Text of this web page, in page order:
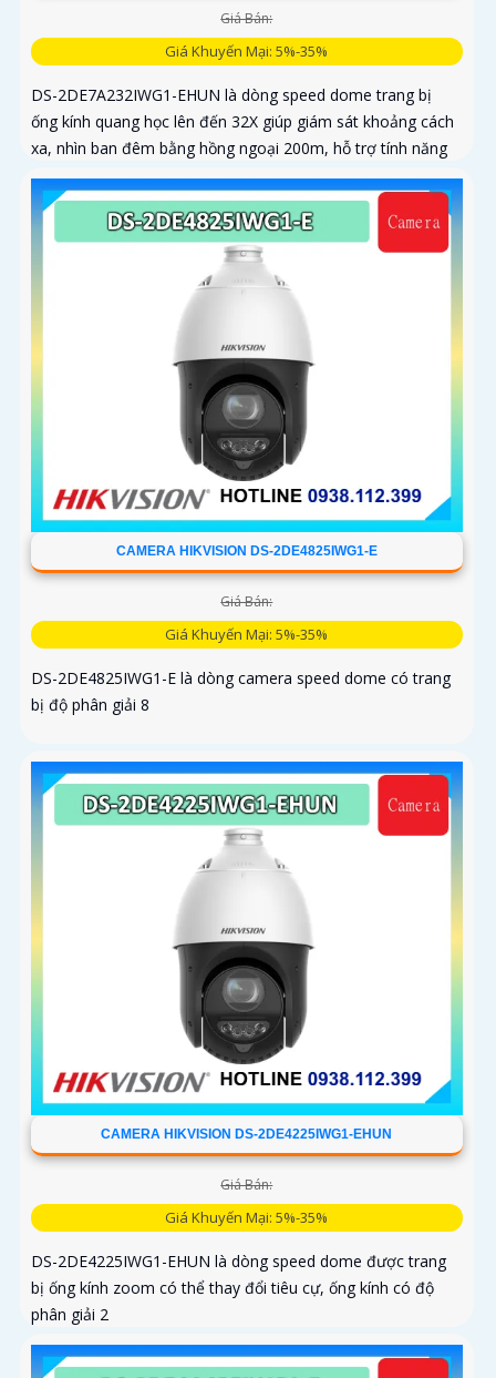
Giá Bán:
Giá Khuyến Mại: 5%-35%
DS-2DE7A232IWG1-EHUN là dòng speed dome trang bị
ống kính quang học lên đến 32X giúp giám sát khoảng cách
xa, nhìn ban đêm bằng hồng ngoại 200m, hỗ trợ tính năng
AcuSense nâng cao hiệu quả giám sát an ninh, có tốc độ lấy
nét cao nhờ công nghệ Self-learning
CAMERA HIKVISION DS-2DE4825IWG1-E
Giá Bán:
Giá Khuyến Mại: 5%-35%
DS-2DE4825IWG1-E là dòng camera speed dome có trang
bị độ phân giải 8
CAMERA HIKVISION DS-2DE4225IWG1-EHUN
Giá Bán:
Giá Khuyến Mại: 5%-35%
DS-2DE4225IWG1-EHUN là dòng speed dome được trang
bị ống kính zoom có thể thay đổi tiêu cự, ống kính có độ
phân giải 2